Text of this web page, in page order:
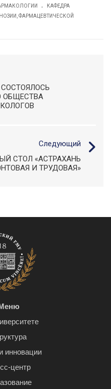
.
КАФЕДРА
ФАРМАЦЕВТИЧЕСКОЙ
ОБЩЕСТВА
Следующий
СТОЛ «АСТРАХАНЬ
И ТРУДОВАЯ»
инновации
центр